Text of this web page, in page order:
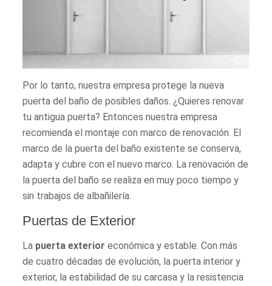
Por lo tanto, nuestra empresa protege la nueva
puerta del baño de posibles daños. ¿Quieres renovar
tu antigua puerta? Entonces nuestra empresa
recomienda el montaje con marco de renovación. El
marco de la puerta del baño existente se conserva,
adapta y cubre con el nuevo marco. La renovación de
la puerta del baño se realiza en muy poco tiempo y
sin trabajos de albañilería.
Puertas de Exterior
La puerta exterior económica y estable. Con más
de cuatro décadas de evolución, la puerta interior y
exterior, la estabilidad de su carcasa y la resistencia